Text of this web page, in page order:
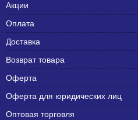
Акции
Оплата
Доставка
Возврат товара
Оферта
Оферта для юридических лиц
Оптовая торговля